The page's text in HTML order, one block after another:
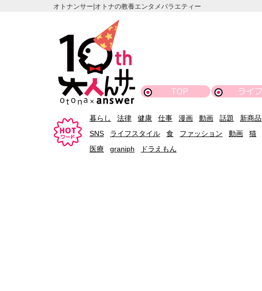
オトナンサー|オトナの教養エンタメバラエティー
TOP ライフ
暮らし 法律 健康 仕事 漫画 動画 話題 新商品
SNS
ライフスタイル 食 ファッション 動画 猫
医療
graniph ドラえもん